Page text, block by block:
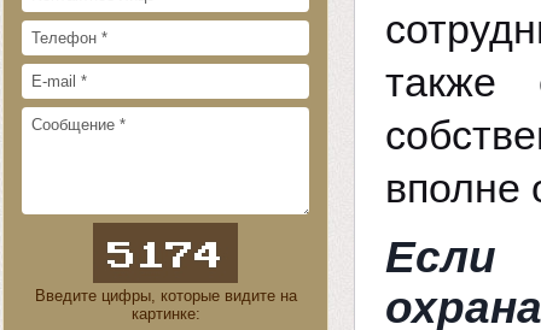
Введите цифры, которые видите на
картинке:
также
вполне
Если